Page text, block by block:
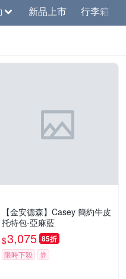
新品上市 行李箱
【金安德森】Casey 簡約牛皮
托特包-亞麻藍
$3,075 85折
限時下殺 券